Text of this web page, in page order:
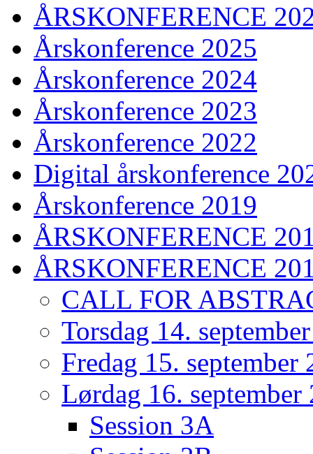
ÅRSKONFERENCE
Årskonference 2025
Årskonference 2024
Årskonference 2023
Årskonference 2022
Digital årskonference
Årskonference 2019
ÅRSKONFERENCE
ÅRSKONFERENCE
CALL FOR
Torsdag 14.
Fredag 15. september
Lørdag 16. september
Session 3A